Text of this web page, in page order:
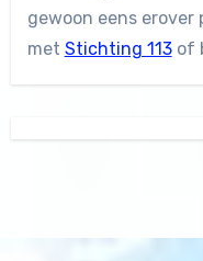
gewoon eens
met Stichting 113of